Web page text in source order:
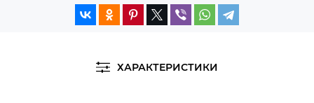
ХАРАКТЕРИСТИКИ